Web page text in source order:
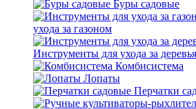
Буры садовые
ухода за газоном
Инструменты для ухода за
Комбисистема
Лопаты
Перчатки